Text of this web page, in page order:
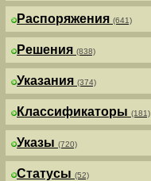
Распоряжения (641)
Решения (838)
Указания (374)
Классификаторы (181)
Указы (720)
Статусы (52)